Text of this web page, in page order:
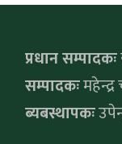
प्रधान सम्पादकः
सम्पादकः
ब्यबस्थापकः